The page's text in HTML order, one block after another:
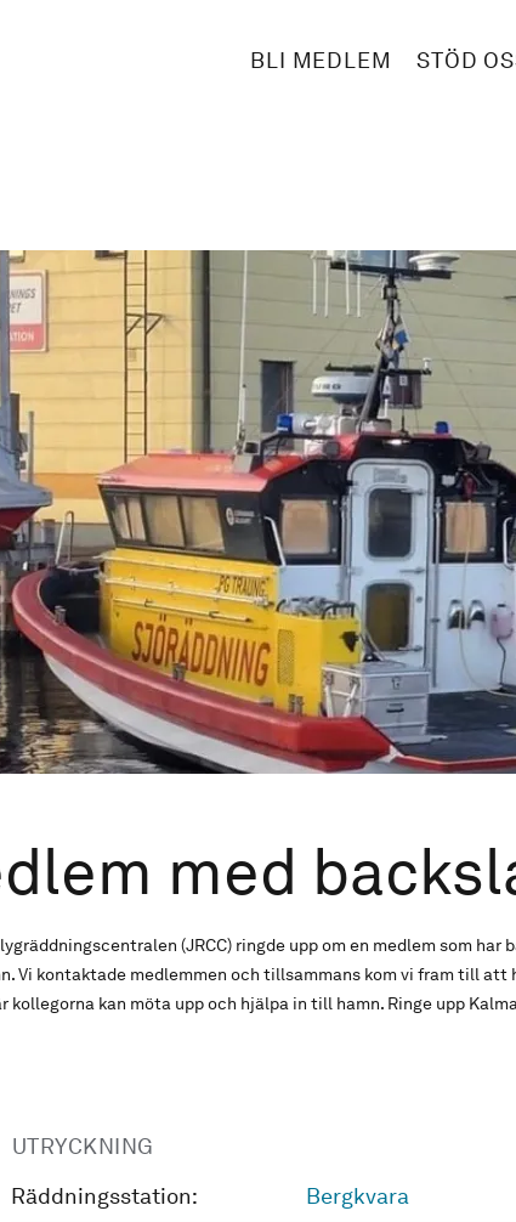
BLI MEDLEM STÖD
med
(JRCC) ringde upp om en medlem som har
Vi kontaktade medlemmen och tillsammans kom vi fram till
kollegorna kan möta upp och hjälpa in till hamn. Ringe upp
UTRYCKNING
Räddningsstation:
Bergkvara